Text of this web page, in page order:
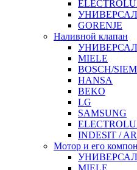
GORENJE
Наливной клапан
MIELE
BOSCH/
HANSA
BEKO
LG
SAMSUNG
INDESIT /
Мотор и его
MIELE